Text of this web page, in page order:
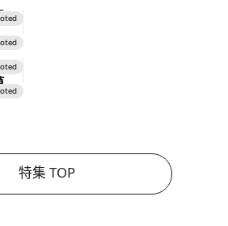
特集 TOP